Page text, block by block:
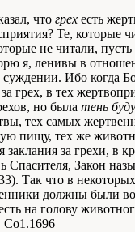
что грех есть
Те, которые
не читали,
я, ленивы в
Ибо когда
грех, в тех
но была тень
тех самых
пищу, тех же
заклания за грехи, в
Спасителя, Закон
Так что в
должны были
на голову
Со1.1696